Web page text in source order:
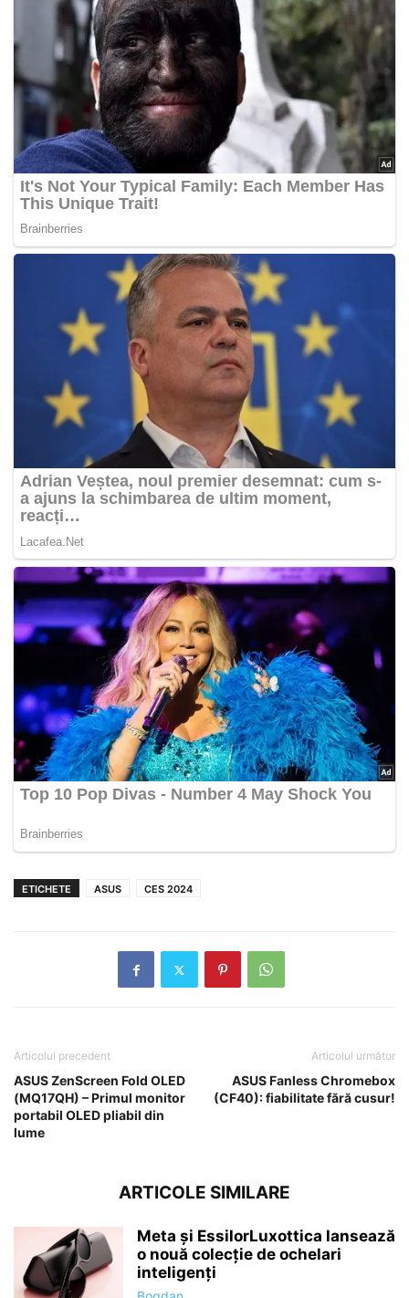
ETICHETE ASUS CES 2024
Articolul precedent
ASUS ZenScreen Fold OLED
(MQ17QH) – Primul monitor
portabil OLED pliabil din
lume
Articolul următor
ASUS Fanless Chromebox
(CF40): fiabilitate fără cusur!
ARTICOLE SIMILARE
Meta și EssilorLuxottica lansează
o nouă colecție de ochelari
inteligenți